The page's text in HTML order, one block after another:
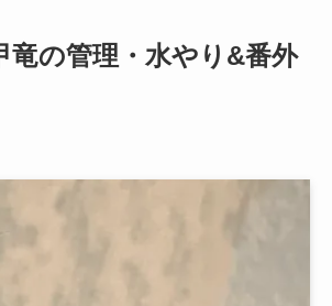
の管理・水やり&番外